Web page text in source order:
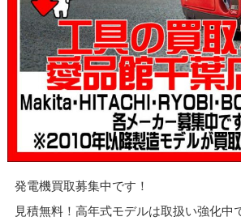
発電機買取募集中です！
見積無料！高年式モデルは取扱い強化中